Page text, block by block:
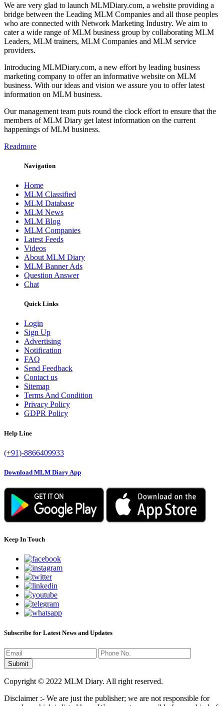
We are very glad to launch MLMDiary.com, a website providing a
bridge between the Leading MLM Companies and all those peoples
who are connected with Network Marketing Industry. We aim to
cater a wide range of MLM business group by collaborating MLM
Leaders, MLM trainers, MLM Companies and MLM service
providers.
Introducing MLMDiary.com, a new effort by leading business
marketing company to offer an informative website on MLM
business. With our ideas and vision we assure you to offer latest
information on MLM business.
Our management team puts round the clock effort to ensure that the
members of MLM Diary get latest information on the current
happenings of MLM business.
Readmore
Navigation
Home
MLM Classified
MLM Database
MLM News
MLM Blog
MLM Companies
Latest Feeds
Videos
About MLM Diary
MLM Banner Ads
Question Answer
Chat
Quick Links
Login
Sign Up
Advertising
Notification
FAQ
Send Feedback
Contact us
Sitemap
Terms And Condition
Privacy Policy
GDPR Policy
Help Line
(+91)-8866409933
Download MLM Diary App
Keep In Touch
Subscribe for Latest News and Updates
Copyright © 2022 MLM Diary. All right reserved.
Disclaimer :- We are just the publisher; we are not responsible for